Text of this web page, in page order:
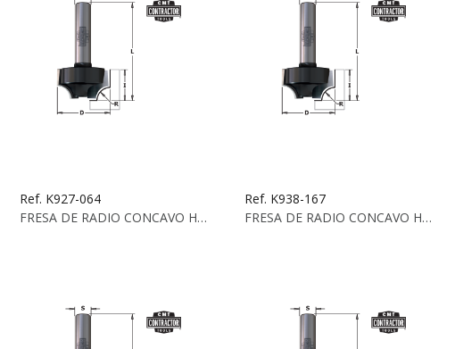
Ref. K927-064
FRESA DE RADIO CONCAVO HW Z2 S:8 D:25.4X14.3 X...
Ref. K938-167
FRESA DE RADIO CONCAVO HW Z2 S:8 D:16.7X7.9 X...